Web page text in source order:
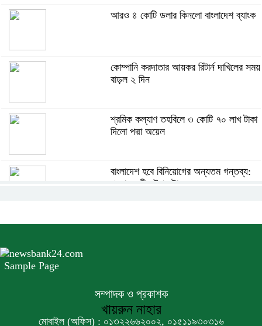
আরও ৪ কোটি ডলার কিনলো বাংলাদেশ ব্যাংক
কোম্পানি করদাতার আয়কর রিটার্ন দাখিলের সময়
বাড়ল ২ দিন
শ্রমিক কল্যাণ তহবিলে ৩ কোটি ৭০ লাখ টাকা
দিলো পদ্মা অয়েল
বাংলাদেশ হবে বিনিয়োগের অন্যতম গন্তব্য:
প্রধানমন্ত্রীর উপদেষ্টা
বিশ্বের ১০০ প্রভাবশালীর তালিকায় ব্র্যাকের
প্রকল্প অনুমোদন
Sample Page
সম্পাদক ও প্রকাশক
খায়রুন নাহার
মোবাইল (অফিস) : ০১৩২২৬৬২০০২, ০১৫১১৯৩০৩১৬